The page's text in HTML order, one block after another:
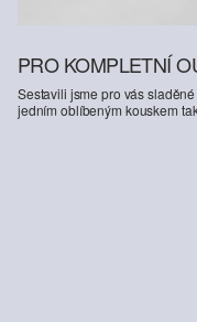
PRO KOMPLETNÍ
Sestavili jsme pro vás
jedním oblíbeným kouskem